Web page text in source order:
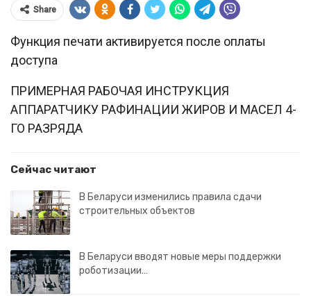
Share
Функция печати активируется после оплаты
доступа
ПРИМЕРНАЯ РАБОЧАЯ ИНСТРУКЦИЯ
АППАРАТЧИКУ РАФИНАЦИИ ЖИРОВ И МАСЕЛ 4-
ГО РАЗРЯДА
Сейчас читают
В Беларуси изменились правила сдачи
строительных объектов
В Беларуси вводят новые меры поддержки
роботизации…